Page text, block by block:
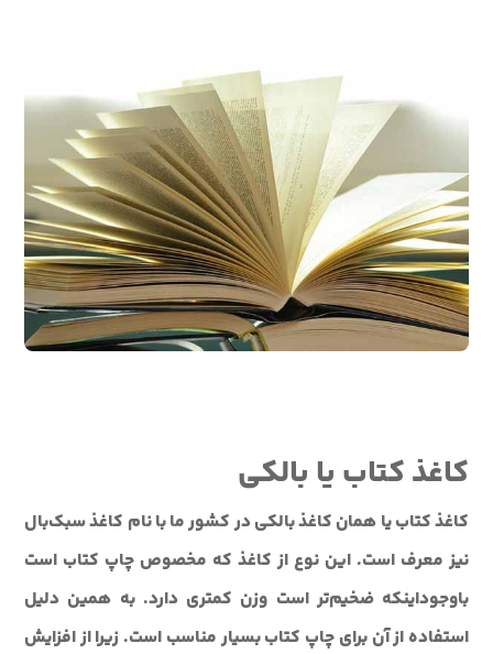
کاغذ کتاب یا بالکی
کاغذ کتاب یا همان کاغذ بالکی در کشور ما با نام کاغذ سبک‌بال
نیز معرف است. این نوع از کاغذ که مخصوص چاپ کتاب است
باوجوداینکه ضخیم‌تر است وزن کمتری دارد. به همین دلیل
استفاده از آن برای چاپ کتاب بسیار مناسب است. زیرا از افزایش